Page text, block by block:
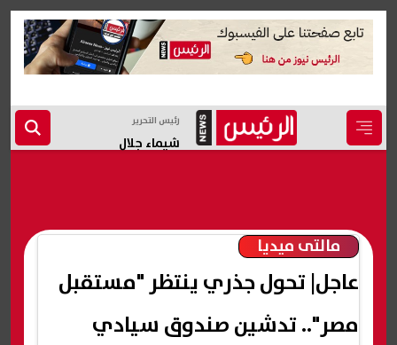
رئيس التحرير
شيماء جلال
مالتى ميديا
عاجل| تحول جذري ينتظر "مستقبل
مصر".. تدشين صندوق سيادي